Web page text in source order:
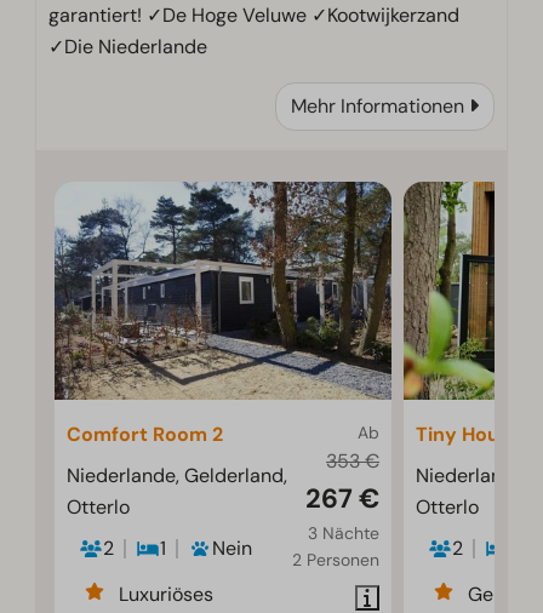
garantiert! ✓De Hoge Veluwe ✓Kootwijkerzand
✓Die Niederlande
Mehr Informationen
Ab
353 €
267 €
3 Nächte
2 Personen
Comfort Room 2
Niederlande, Gelderland,
Otterlo
2
1
Nein
Luxuriöses
Tiny House 2
Niederlande,
Otterlo
2